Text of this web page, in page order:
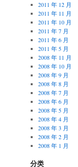
2011 年 12 月
2011 年 11 月
2011 年 10 月
2011 年 7 月
2011 年 6 月
2011 年 5 月
2008 年 11 月
2008 年 10 月
2008 年 9 月
2008 年 8 月
2008 年 7 月
2008 年 6 月
2008 年 5 月
2008 年 4 月
2008 年 3 月
2008 年 2 月
2008 年 1 月
分类